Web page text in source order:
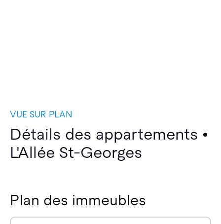
VUE SUR PLAN
Détails des appartements •
L'Allée St-Georges
Plan des immeubles